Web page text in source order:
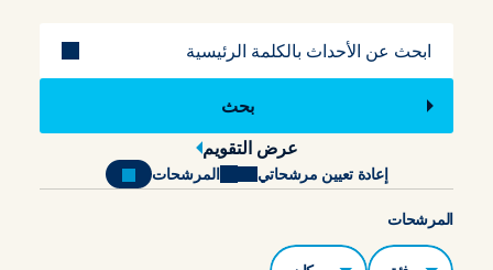
عرض التقويم
إعادة تعيين مرشحاتي المرشحات
المرشحات
الفئات مكان